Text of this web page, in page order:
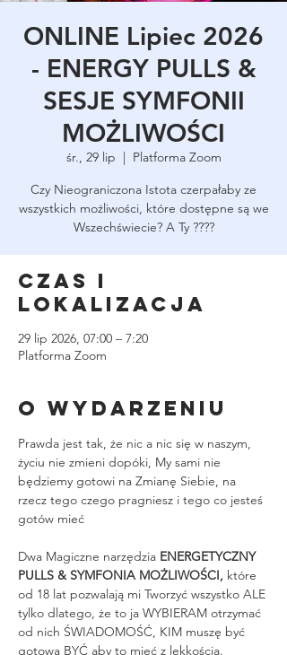
ONLINE Lipiec 2026
- ENERGY PULLS &
SESJE SYMFONII
MOŻLIWOŚCI
śr., 29 lip
  |
Platforma Zoom
Czy Nieograniczona Istota czerpałaby ze
wszystkich możliwości, które dostępne są we
Wszechświecie? A Ty ????
Czas i
lokalizacja
29 lip 2026, 07:00 – 7:20
Platforma Zoom
O wydarzeniu
Prawda jest tak, że nic a nic się w naszym,
życiu nie zmieni dopóki, My sami nie
będziemy gotowi na Zmianę Siebie, na
rzecz tego czego pragniesz i tego co jesteś
gotów mieć
Dwa Magiczne narzędzia ENERGETYCZNY
PULLS & SYMFONIA MOŻLIWOŚCI, które
od 18 lat pozwalają mi Tworzyć wszystko ALE
tylko dlatego, że to ja WYBIERAM otrzymać
od nich ŚWIADOMOŚĆ, KIM muszę być
gotowa BYĆ aby to mieć z lekkością.